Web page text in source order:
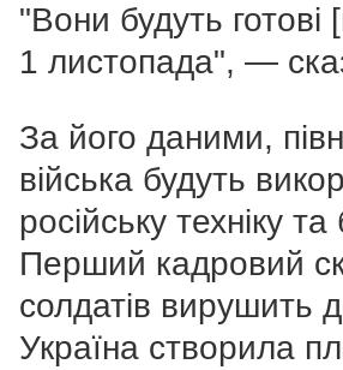
"Вони будуть готові
1 листопада", —
За його даними,
війська будуть
російську техніку
Перший кадровий
солдатів вирушить
Україна створила